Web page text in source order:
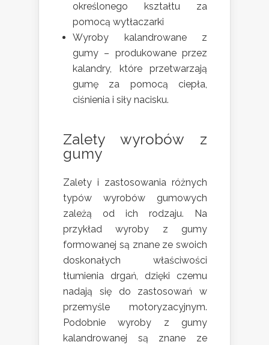
określonego kształtu za
pomocą wytłaczarki
Wyroby kalandrowane z
gumy – produkowane przez
kalandry, które przetwarzają
gumę za pomocą ciepła,
ciśnienia i siły nacisku.
Zalety wyrobów z
gumy
Zalety i zastosowania różnych
typów wyrobów gumowych
zależą od ich rodzaju. Na
przykład wyroby z gumy
formowanej są znane ze swoich
doskonałych właściwości
tłumienia drgań, dzięki czemu
nadają się do zastosowań w
przemyśle motoryzacyjnym.
Podobnie wyroby z gumy
kalandrowanej są znane ze